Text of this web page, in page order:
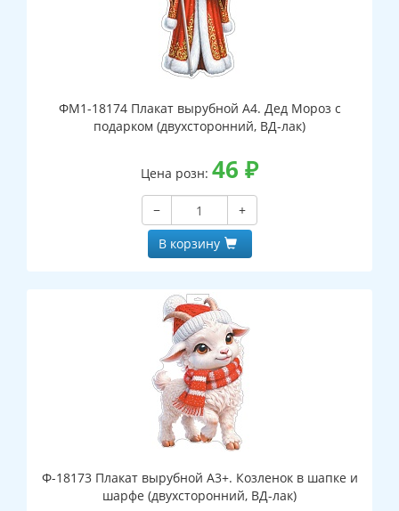
ФМ1-18174 Плакат вырубной А4. Дед Мороз с
подарком (двухсторонний, ВД-лак)
Цена розн: 46 ₽
−
+
В корзину
Ф-18173 Плакат вырубной А3+. Козленок в шапке и
шарфе (двухсторонний, ВД-лак)